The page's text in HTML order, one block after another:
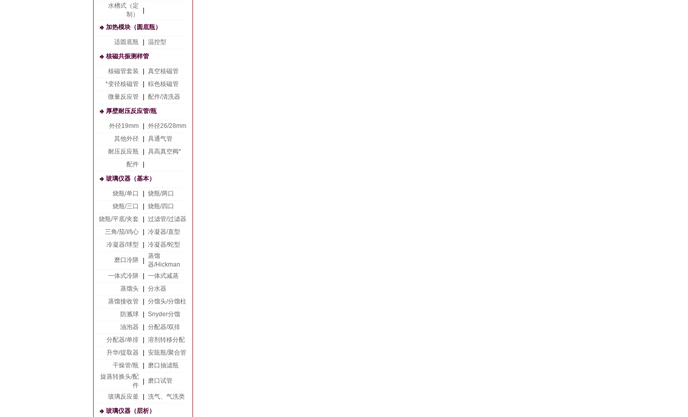
水槽式（定
制）
加热模块（圆底瓶）
适圆底瓶
温控型
核磁共振测样管
核磁管套装
真空核磁管
*变径核磁管
棕色核磁管
微量反应管
配件/清洗器
厚壁耐压反应管/瓶
外径19mm
外径26/28mm
其他外径
具通气管
耐压反应瓶
具高真空阀*
配件
玻璃仪器（基本）
烧瓶/单口
烧瓶/两口
烧瓶/三口
烧瓶/四口
烧瓶/平底/夹套
过滤管/过滤器
三角/茄/鸡心
冷凝器/直型
冷凝器/球型
冷凝器/蛇型
磨口冷阱
蒸馏
器/Hickman
一体式冷阱
一体式减蒸
蒸馏头
分水器
蒸馏接收管
分馏头/分馏柱
防溅球
Snyder分馏
油泡器
分配器/双排
分配器/单排
溶剂转移分配
升华/提取器
安瓿瓶/聚合管
干燥管/瓶
磨口抽滤瓶
旋蒸转换头/配
件
磨口试管
玻璃反应釜
洗气、气洗类
玻璃仪器（层析）